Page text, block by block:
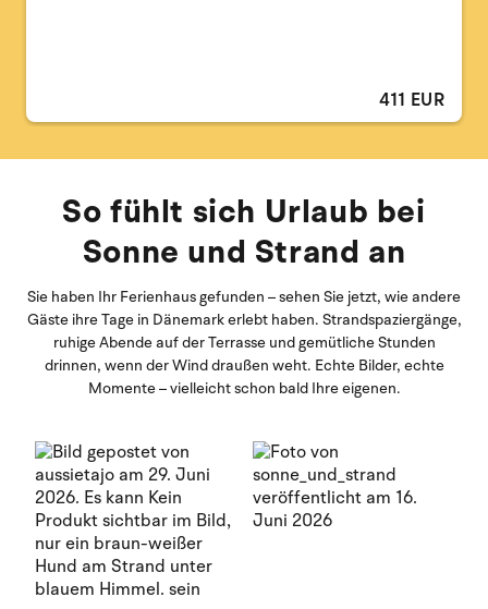
411 EUR
So fühlt sich Urlaub bei
Sonne und Strand an
Sie haben Ihr Ferienhaus gefunden – sehen Sie jetzt, wie andere
Gäste ihre Tage in Dänemark erlebt haben. Strandspaziergänge,
ruhige Abende auf der Terrasse und gemütliche Stunden
drinnen, wenn der Wind draußen weht. Echte Bilder, echte
Momente – vielleicht schon bald Ihre eigenen.